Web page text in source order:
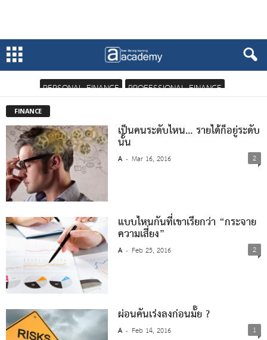
PERSONAL FINANCE PROFESSIONAL FINANCE
FINANCE
เป็นคนระดับไหน… รายได้ก็อยู่ระดับ
นั้น
A - Mar 16, 2016 2
แบบไหนกันที่เขาเรียกว่า “กระจาย
ความเสี่ยง”
A - Feb 25, 2016 2
ผ่อนคันเร่งลงก่อนมั๊ย ?
A - Feb 14, 2016 1